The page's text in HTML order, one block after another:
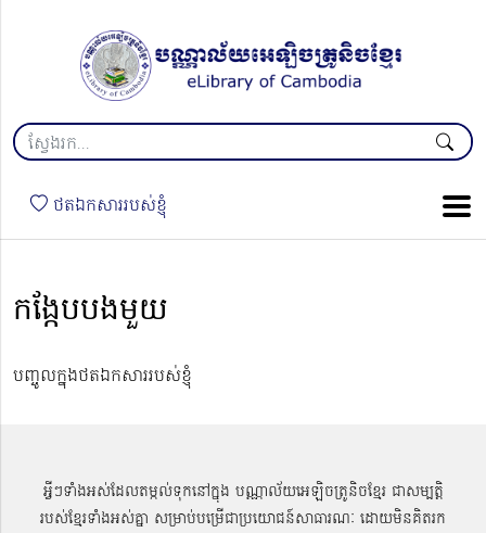
ថតឯកសាររបស់ខ្ញុំ
កង្កែបបងមួយ
បញ្ចូលក្នុងថតឯកសាររបស់ខ្ញុំ
អ្វីៗទាំងអស់ដែលតម្កល់ទុកនៅក្នុង បណ្ណាល័យអេឡិចត្រូនិចខ្មែរ ជាសម្បតិ្ត
របស់ខ្មែរទាំងអស់គ្នា សម្រាប់បម្រើជាប្រយោជន៍សាធារណៈ ដោយមិនគិតរក